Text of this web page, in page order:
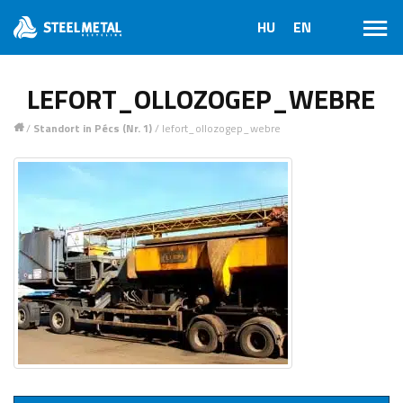
LEFORT_OLLOZOGEP_WEBRE
1/ Standort in Pécs (Nr. 1)/ lefort_ollozogep_webre